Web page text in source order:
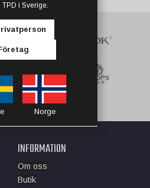
INFORMATION
Om oss
Butik
TPD i Sverige.
Norge